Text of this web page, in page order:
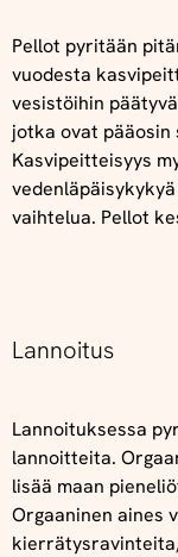
Pellot pyritään
vuodesta
vesistöihin
jotka ovat pääosin
Kasvipeitteisyys
vaihtelua. Pellot
Lannoitus
Lannoituksessa
lannoitteita.
lisää maan
Orgaaninen aines